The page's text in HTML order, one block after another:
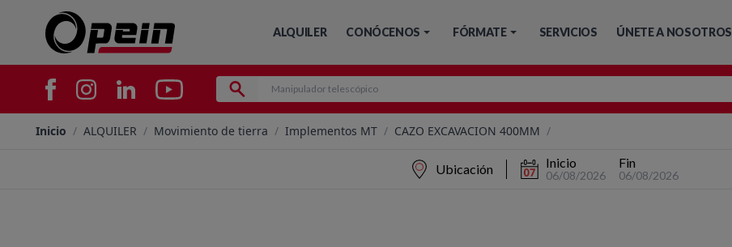
ALQUILER CONÓCENOS FÓRMATE SERVICIOS ÚNETE A NOSOTROS
Inicio / ALQUILER / Movimiento de tierra / Implementos MT / CAZO EXCAVACION 400MM /
Ubicación Inicio
06/08/2026
Fin
06/08/2026